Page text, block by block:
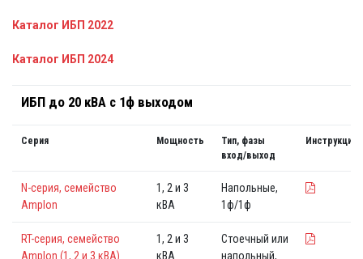
Каталог ИБП 2022
Каталог ИБП 2024
ИБП до 20 кВА с 1ф выходом
Серия Мощность
Тип, фазы
вход/выход
Инструкция
N-серия, семейство
Amplon
1, 2 и 3
кВА
Напольные,
1ф/1ф
RT-серия, семейство
Amplon (1, 2 и 3 кВА)
1, 2 и 3
кВА
Стоечный или
напольный,